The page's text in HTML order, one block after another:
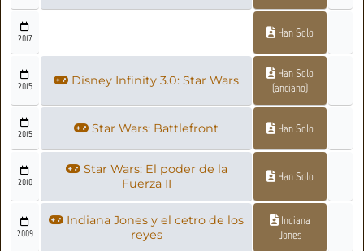
2017 Han Solo
2015 Disney Infinity 3.0: Star Wars
Han Solo
(anciano)
2015 Star Wars: Battlefront Han Solo
2010
Star Wars: El poder de la
Fuerza II
Han Solo
2009
Indiana Jones y el cetro de los
reyes
Indiana
Jones